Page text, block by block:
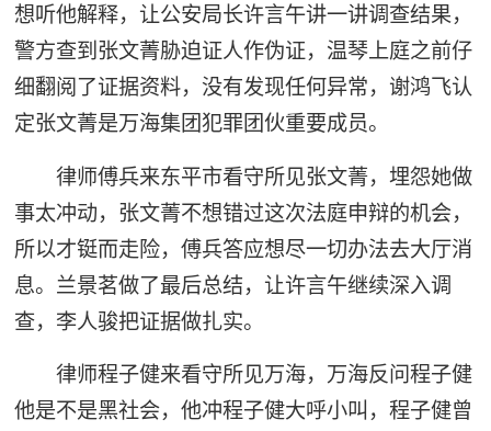
想听他解释，让公安局长许言午讲一讲调查结果，
警方查到张文菁胁迫证人作伪证，温琴上庭之前仔
细翻阅了证据资料，没有发现任何异常，谢鸿飞认
定张文菁是万海集团犯罪团伙重要成员。
律师傅兵来东平市看守所见张文菁，埋怨她做
事太冲动，张文菁不想错过这次法庭申辩的机会，
所以才铤而走险，傅兵答应想尽一切办法去大厅消
息。兰景茗做了最后总结，让许言午继续深入调
查，李人骏把证据做扎实。
律师程子健来看守所见万海，万海反问程子健
他是不是黑社会，他冲程子健大呼小叫，程子健曾